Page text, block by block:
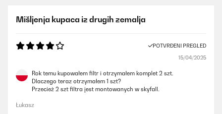
Mišljenja kupaca iz drugih zemalja
POTVRĐENI PREGLED
15/04/2025
Rok temu kupowałem filtr i otrzymałem komplet 2 szt.
Dlaczego teraz otrzymałem 1 szt?
Przecież 2 szt filtra jest montowanych w skyfall.
Łukasz